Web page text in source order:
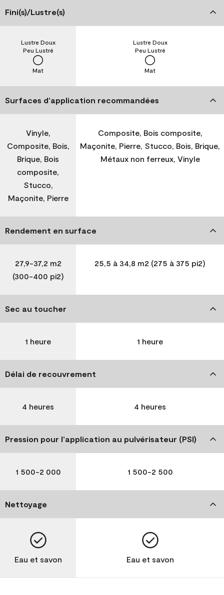
Fini(s)/Lustre(s)
Mat
Peu Lustré
Lustre Doux
Mat
Peu Lustré
Lustre Doux
Surfaces d’application recommandées
Vinyle,
Composite, Bois,
Brique, Bois
composite,
Stucco,
Maçonite, Pierre
Composite, Bois composite,
Maçonite, Pierre, Stucco, Bois, Brique,
Métaux non ferreux, Vinyle
Rendement en surface
27,9-37,2 m2
(300-400 pi2)
25,5 à 34,8 m2 (275 à 375 pi2)
Sec au toucher
1 heure 1 heure
Délai de recouvrement
4 heures 4 heures
Pression pour l’application au pulvérisateur (PSI)
1 500-2 000 1 500-2 500
Nettoyage
Eau et savon Eau et savon